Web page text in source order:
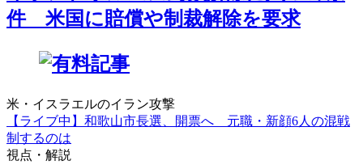
件 米国に賠償や制裁解除を要求
米・イスラエルのイラン攻撃
【ライブ中】和歌山市長選、開票へ 元職・新顔6人の混戦
制するのは
視点・解説